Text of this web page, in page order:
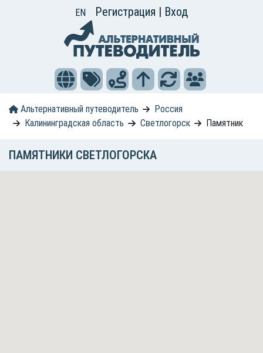
EN Регистрация | Вход
Альтернативный путеводитель
Россия
Калининградская область
Светлогорск Памятник
ПАМЯТНИКИ СВЕТЛОГОРСКА